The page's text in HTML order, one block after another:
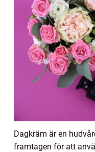
Dagkräm är en
framtagen för att